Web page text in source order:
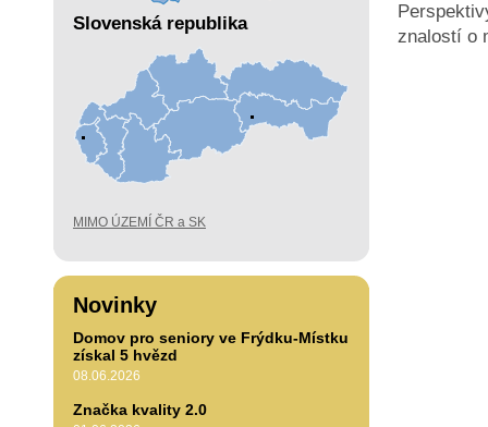
Slovenská republika
MIMO ÚZEMÍ ČR a SK
Novinky
Domov pro seniory ve Frýdku-Místku
získal 5 hvězd
08.06.2026
Značka kvality 2.0
znalostí o